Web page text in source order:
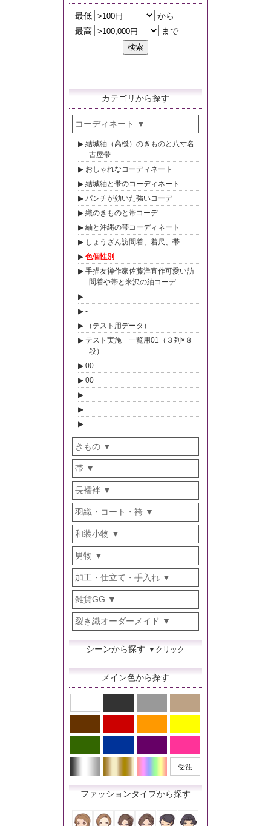
カテゴリから探す
コーディネート
結城紬（高機）のきものと八寸名
古屋帯
おしゃれなコーディネート
結城紬と帯のコーディネート
パンチが効いた強いコーデ
織のきものと帯コーデ
紬と沖縄の帯コーディネート
しょうざん訪問着、着尺、帯
色個性別
手描友禅作家佐藤洋宜作可愛い訪
問着や帯と米沢の紬コーデ
-
-
（テスト用データ）
テスト実施 一覧用01（３列×８
段）
00
00
きもの
帯
長襦袢
羽織・コート・袴
和装小物
男物
加工・仕立て・手入れ
雑貨GG
裂き織オーダーメイド
シーンから探す ▼クリック
メイン色から探す
ファッションタイプから探す